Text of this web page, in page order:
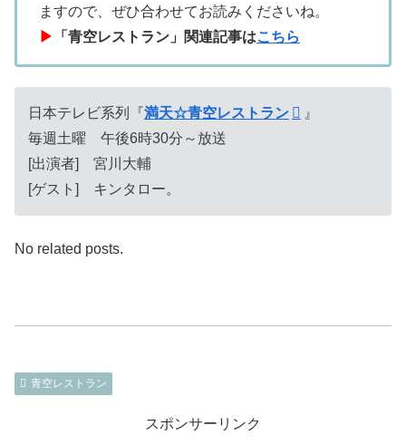
ますので、ぜひ合わせてお読みくださいね。
▶
「青空レストラン」関連記事はこちら
日本テレビ系列『満天☆青空レストラン
』
毎週土曜 午後6時30分～放送
[出演者] 宮川大輔
[ゲスト] キンタロー。
No related posts.
青空レストラン
スポンサーリンク